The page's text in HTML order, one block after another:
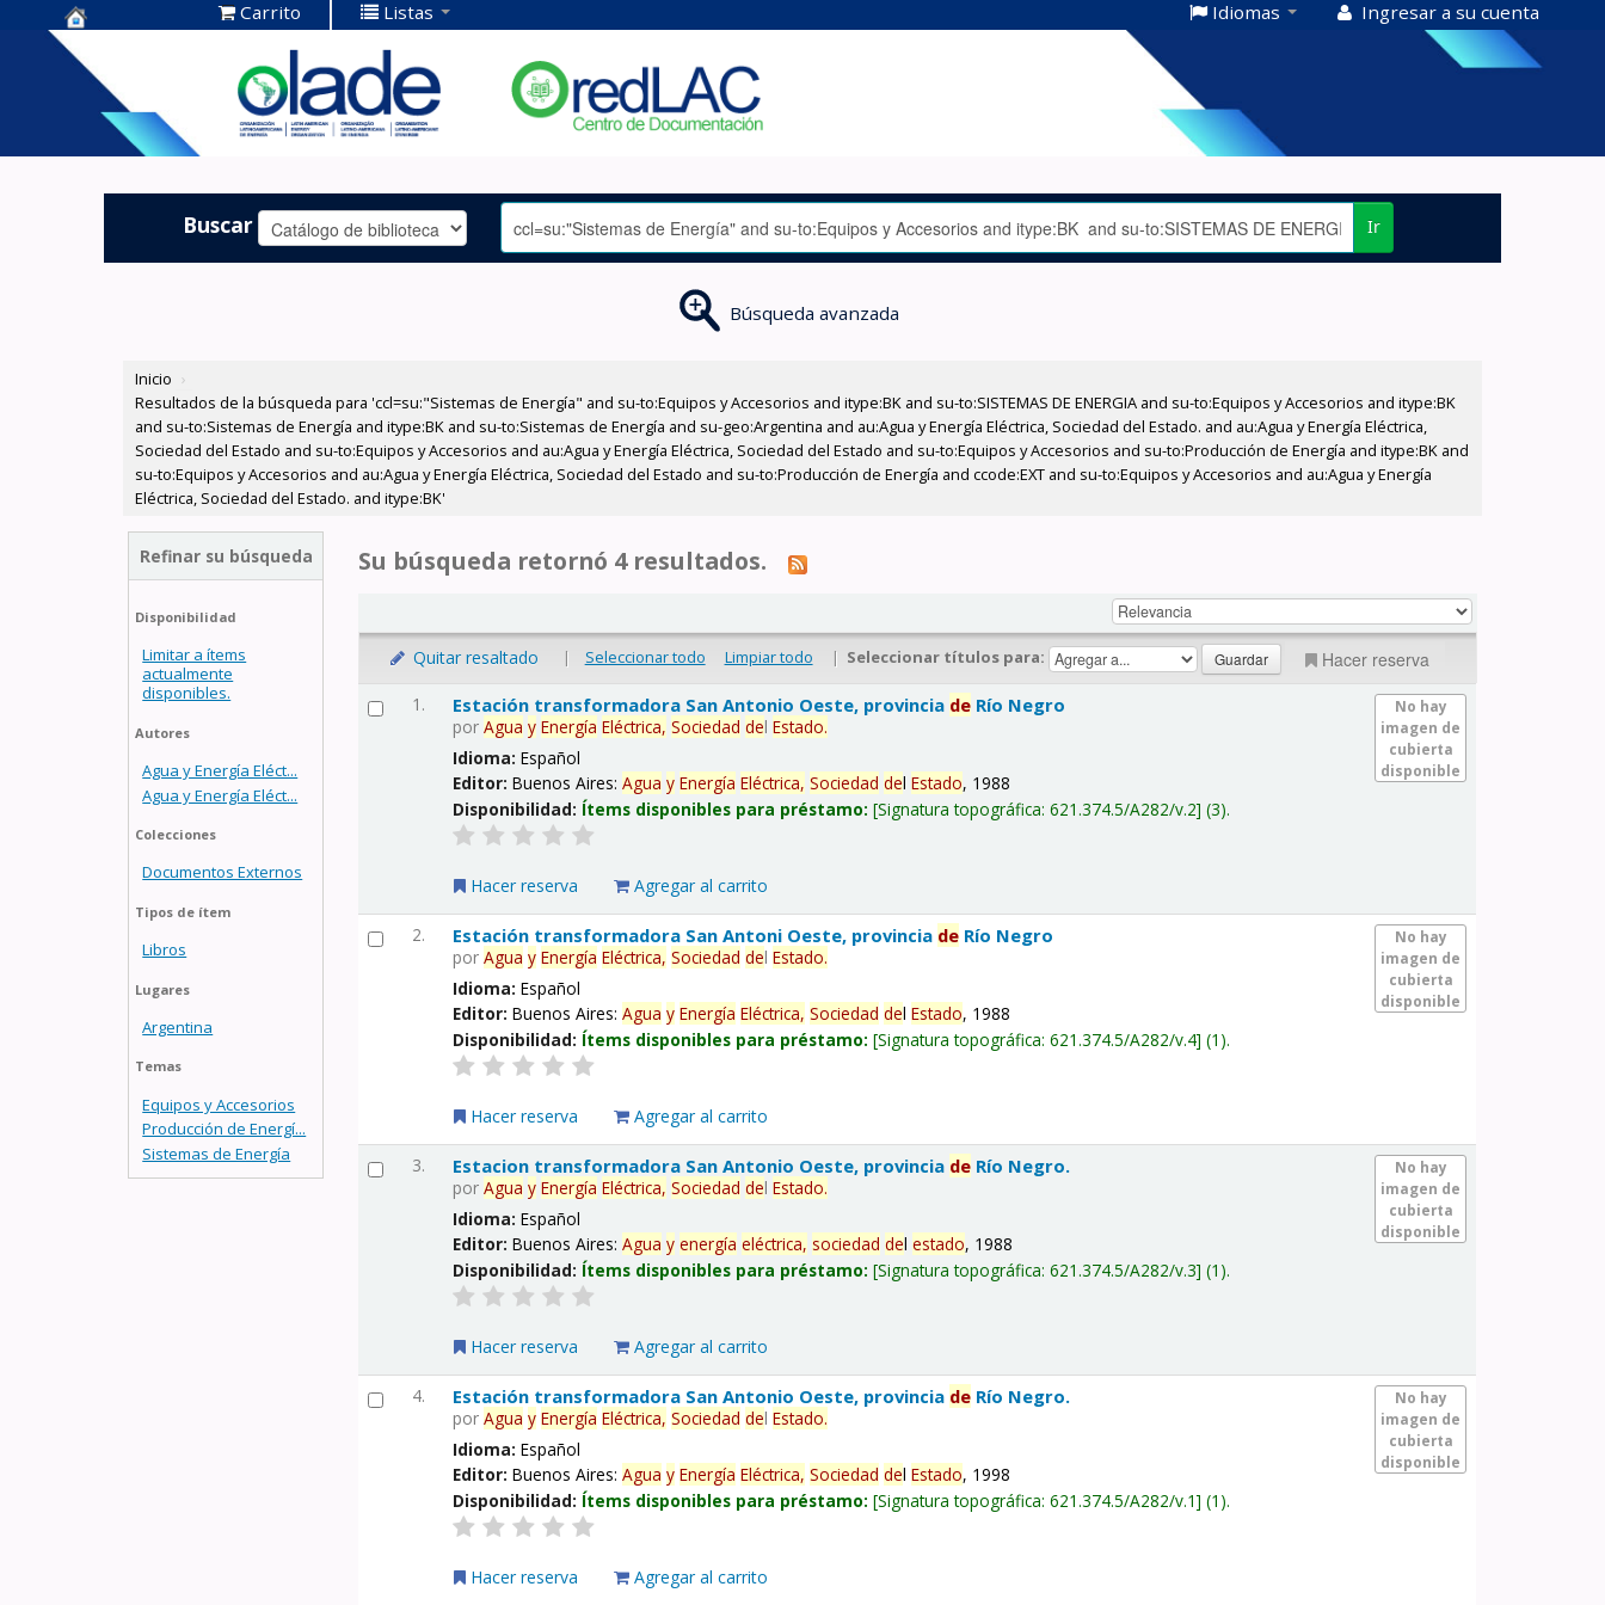
Centro de
Documentación
OLADE -
Carrito Listas Idiomas Ingresar a su cuenta
Buscar Ir
Búsqueda avanzada
Inicio ›
Resultados de la búsqueda para 'ccl=su:"Sistemas de Energía" and su-to:Equipos y Accesorios and itype:BK and su-to:SISTEMAS DE ENERGIA and su-to:Equipos y Accesorios and itype:BK
and su-to:Sistemas de Energía and itype:BK and su-to:Sistemas de Energía and su-geo:Argentina and au:Agua y Energía Eléctrica, Sociedad del Estado. and au:Agua y Energía Eléctrica,
Sociedad del Estado and su-to:Equipos y Accesorios and au:Agua y Energía Eléctrica, Sociedad del Estado and su-to:Equipos y Accesorios and su-to:Producción de Energía and itype:BK and
su-to:Equipos y Accesorios and au:Agua y Energía Eléctrica, Sociedad del Estado and su-to:Producción de Energía and ccode:EXT and su-to:Equipos y Accesorios and au:Agua y Energía
Eléctrica, Sociedad del Estado. and itype:BK'
Refinar su búsqueda
Disponibilidad
Limitar a ítems
actualmente
disponibles.
Autores
Agua y Energía Eléct...
Agua y Energía Eléct...
Colecciones
Documentos Externos
Tipos de ítem
Libros
Lugares
Argentina
Temas
Equipos y Accesorios
Producción de Energí...
Sistemas de Energía
Su búsqueda retornó 4 resultados.
Quitar resaltado | Seleccionar todo Limpiar todo | Seleccionar títulos para: Hacer reserva
1.
No hay
imagen de
cubierta
disponible
Estación transformadora San Antonio Oeste, provincia de Río Negro
porAgua y Energía Eléctrica, Sociedad delEstado.
Idioma:Español
Editor:Buenos Aires:Agua y Energía Eléctrica, Sociedad delEstado, 1988
Disponibilidad: Ítems disponibles para préstamo: Signatura topográfica:621.374.5/A282/v.2 (3).
Hacer reserva Agregar al carrito
2.
No hay
imagen de
cubierta
disponible
Estación transformadora San Antoni Oeste, provincia de Río Negro
porAgua y Energía Eléctrica, Sociedad delEstado.
Idioma:Español
Editor:Buenos Aires:Agua y Energía Eléctrica, Sociedad delEstado, 1988
Disponibilidad: Ítems disponibles para préstamo: Signatura topográfica:621.374.5/A282/v.4 (1).
Hacer reserva Agregar al carrito
3.
No hay
imagen de
cubierta
disponible
Estacion transformadora San Antonio Oeste, provincia de Río Negro.
porAgua y Energía Eléctrica, Sociedad delEstado.
Idioma:Español
Editor:Buenos Aires:Agua y energía eléctrica, sociedad delestado, 1988
Disponibilidad: Ítems disponibles para préstamo: Signatura topográfica:621.374.5/A282/v.3 (1).
Hacer reserva Agregar al carrito
4.
No hay
imagen de
cubierta
disponible
Estación transformadora San Antonio Oeste, provincia de Río Negro.
porAgua y Energía Eléctrica, Sociedad delEstado.
Idioma:Español
Editor:Buenos Aires:Agua y Energía Eléctrica, Sociedad delEstado, 1998
Disponibilidad: Ítems disponibles para préstamo: Signatura topográfica:621.374.5/A282/v.1 (1).
Hacer reserva Agregar al carrito